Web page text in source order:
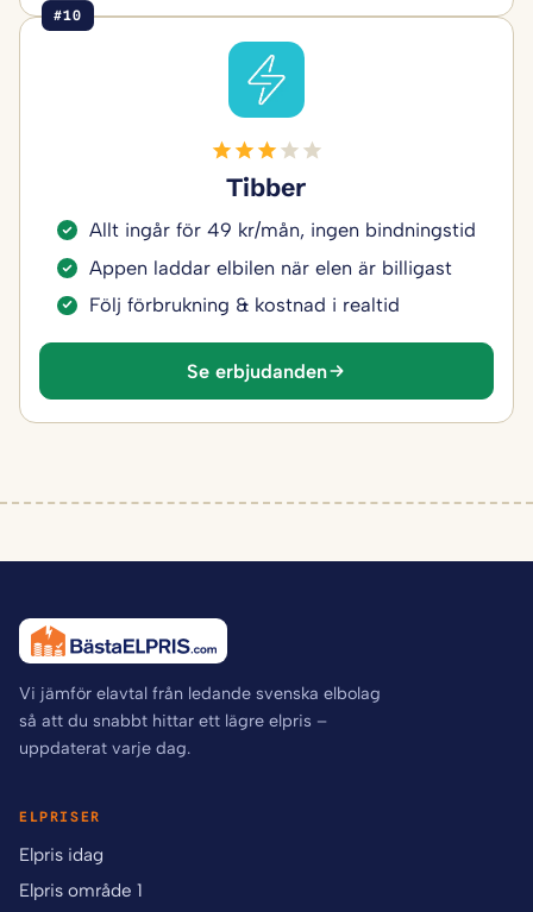
#10
Tibber
Allt ingår för 49 kr/mån, ingen bindningstid
Appen laddar elbilen när elen är billigast
Följ förbrukning & kostnad i realtid
Se erbjudanden
Vi jämför elavtal från ledande svenska elbolag
så att du snabbt hittar ett lägre elpris –
uppdaterat varje dag.
ELPRISER
Elpris idag
Elpris område 1